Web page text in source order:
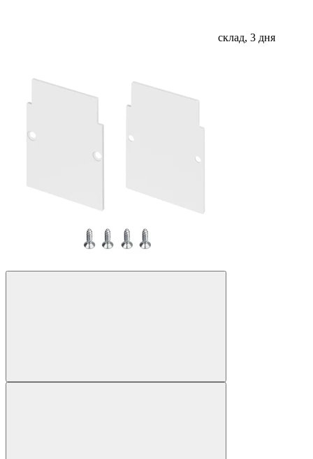
склад, 3 дня